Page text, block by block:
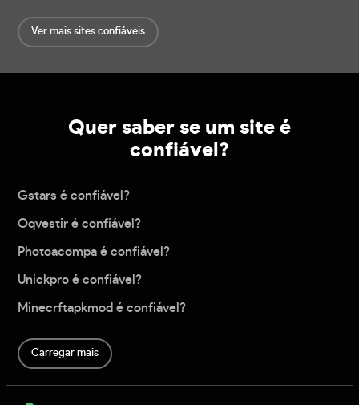
Ver mais sites confiáveis
Quer saber se um site é
confiável?
Gstars é confiável?
Oqvestir é confiável?
Photoacompa é confiável?
Unickpro é confiável?
Minecrftapkmod é confiável?
Carregar mais